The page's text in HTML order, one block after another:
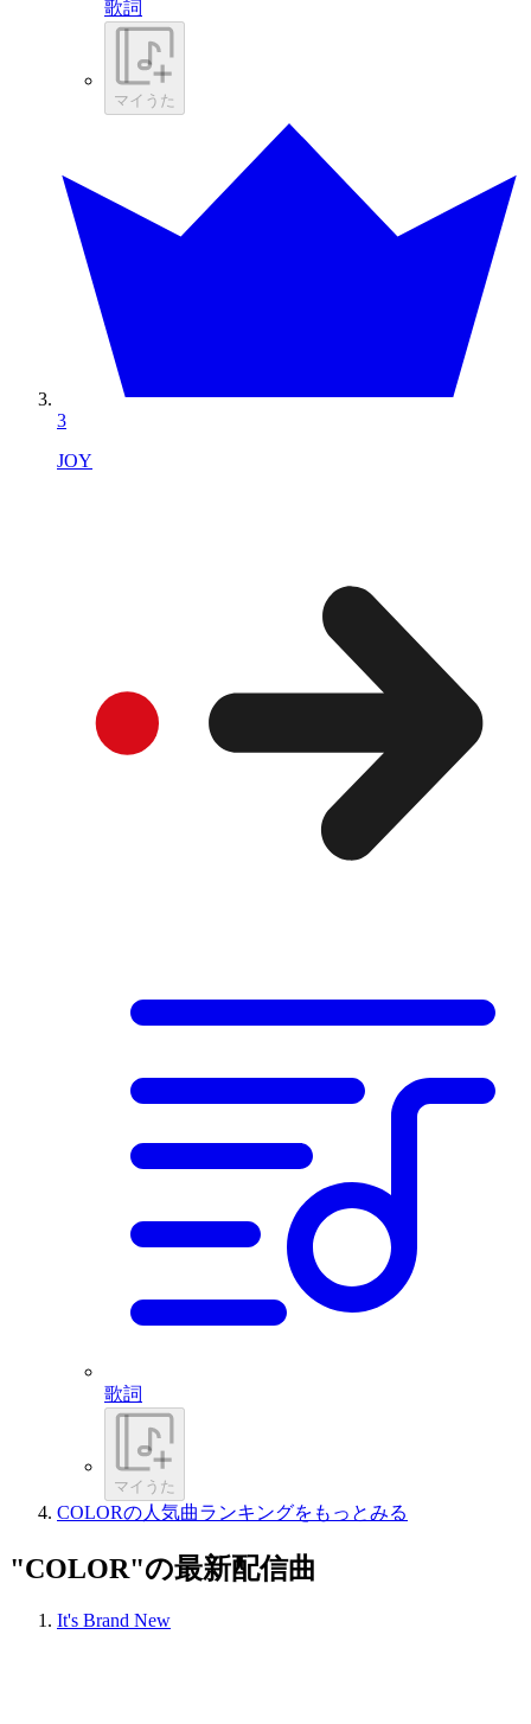
歌詞
マイうた
3
JOY
歌詞
マイうた
COLORの人気曲ランキングをもっとみる
"COLOR"の最新配信曲
It's Brand New